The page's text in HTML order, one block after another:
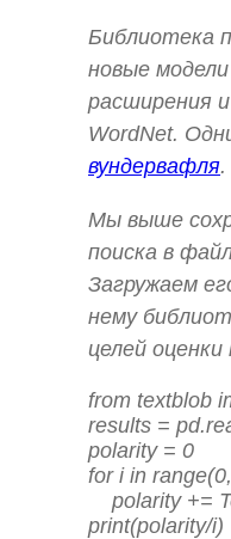
Библиотека
новые
расширения
WordNet.
вундервафля.
Мы выше
поиска в
Загружаем
нему
целей
from textblob
results =
polarity = 0
for i in
polarity +=
print(polarity/i)